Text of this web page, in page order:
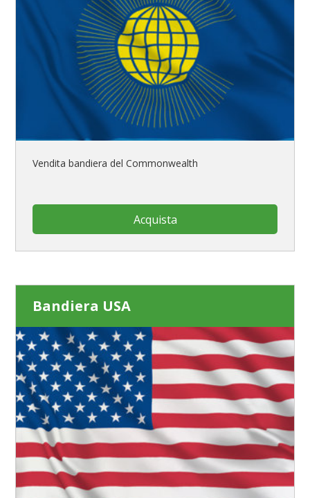
Vendita bandiera del Commonwealth
Acquista
Bandiera USA